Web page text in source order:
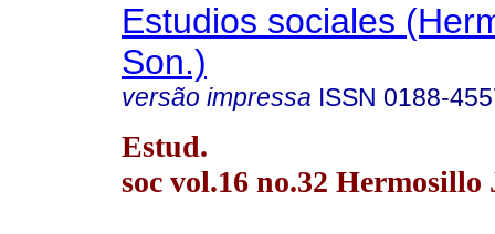
Estudios sociales
Son.)
versão impressa ISSN 0188-
Estud.
soc vol.16 no.32 Hermosillo